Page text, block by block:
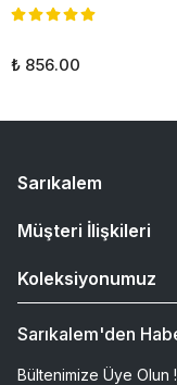
₺ 856.00
Sarıkalem
Müşteri İlişkileri
Koleksiyonumuz
Sarıkalem'den
Bültenimize Üye Olun